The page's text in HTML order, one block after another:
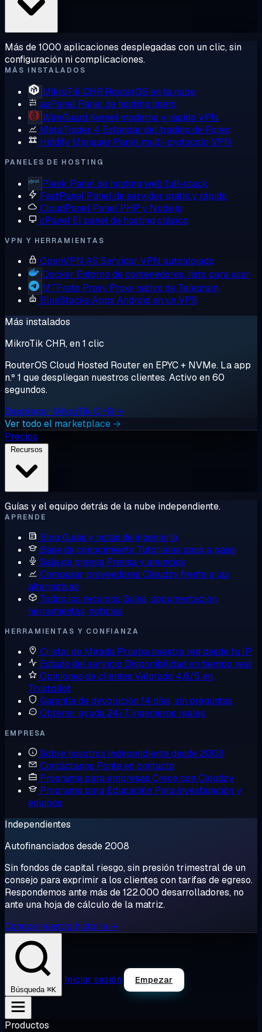
Más de 1000 aplicaciones desplegadas con un clic, sin
configuración ni complicaciones.
MÁS INSTALADOS
MikroTik CHR RouterOS en la nube
aaPanel Panel de hosting ligero
WireGuard Kernel moderno y rápido VPN
MetaTrader 4 Estándar del trading de Forex
Hiddify Manager Panel multi-protocolo VPN
PANELES DE HOSTING
Plesk Panel de hosting web full-stack
FastPanel Panel de servidor gratis y rápido
CloudPanel Panel PHP y Node.js
cPanel El panel de hosting clásico
VPN Y HERRAMIENTAS
OpenVPN AS Servidor VPN autoalojado
Docker Entorno de contenedores, listo para usar
MTProto Proxy Proxy nativo de Telegram
BlueStacks Apps Android en un VPS
Más instalados
MikroTik CHR, en 1 clic
RouterOS Cloud Hosted Router en EPYC + NVMe. La app
n.º 1 que despliegan nuestros clientes. Activo en 60
segundos.
Desplegar MikroTik CHR →
Ver todo el marketplace →
Precios
Guías y el equipo detrás de la nube independiente.
APRENDE
Blog Guías y notas de ingeniería
Base de conocimiento Tutoriales paso a paso
Sala de prensa Prensa y anuncios
Comparar proveedores Cloudzy frente a las
alternativas
Todos los recursos Guías, documentación,
herramientas, noticias
HERRAMIENTAS Y CONFIANZA
Cristal de Mirada Prueba nuestra red desde tu IP
Estado del servicio Disponibilidad en tiempo real
Opiniones de clientes Valorado 4,6/5 en
Trustpilot
Garantía de devolución 14 días, sin preguntas
Obtener ayuda 24/7, ingenieros reales
EMPRESA
Sobre nosotros Independiente desde 2008
Contáctanos Ponte en contacto
Programa para empresas Crece con Cloudzy
Programa para Educación Para investigación y
equipos
Independientes
Autofinanciados desde 2008
Sin fondos de capital riesgo, sin presión trimestral de un
consejo para exprimir a los clientes con tarifas de egreso.
Respondemos ante más de 122.000 desarrolladores, no
ante una hoja de cálculo de la matriz.
Conoce nuestra historia →
Búsqueda ⌘K
Iniciar sesión Empezar
Productos